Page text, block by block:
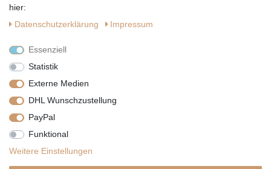
Vertrag widerrufen
Copyright by Telli´s Welt
hier:
Daten­schutz­erklärung
Impressum
Essenziell
Statistik
Externe Medien
DHL Wunschzustellung
PayPal
Funktional
Weitere Einstellungen